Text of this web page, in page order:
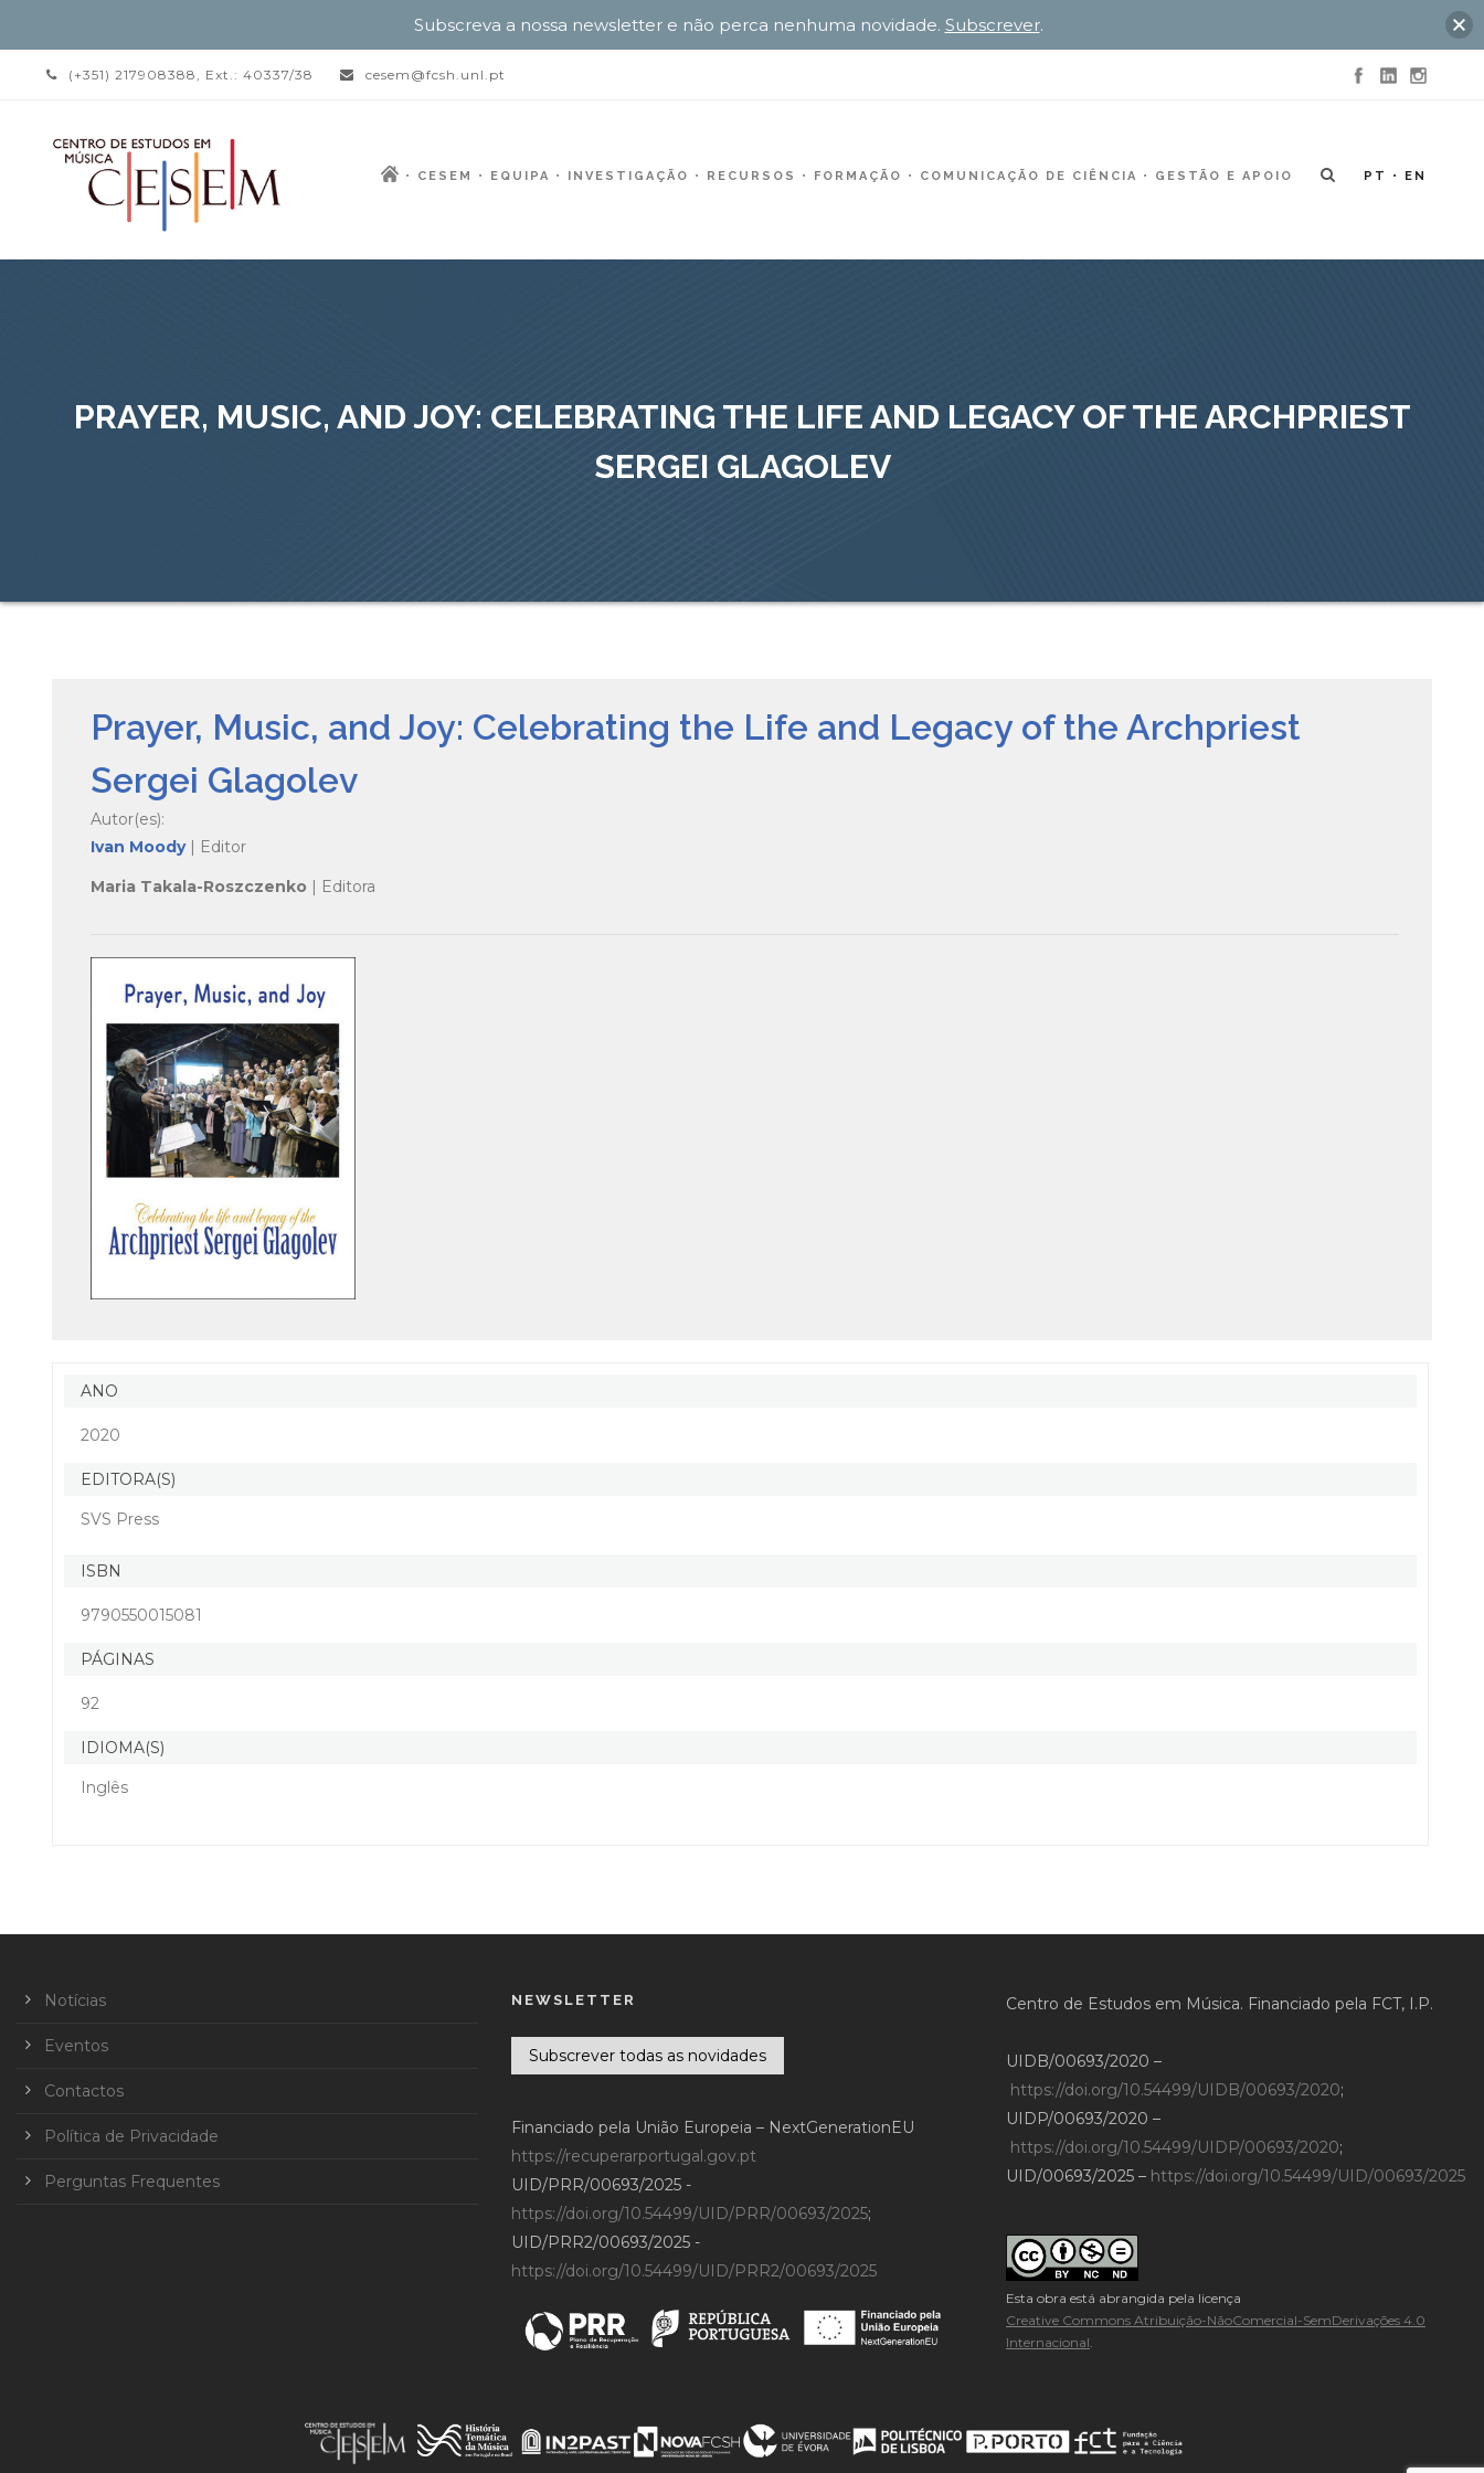
(+351) 217908388, Ext.: 40337/38 cesem@fcsh.unl.pt
CESEM EQUIPA INVESTIGAÇÃO RECURSOS FORMAÇÃO COMUNICAÇÃO DE CIÊNCIA GESTÃO E APOIO PT EN
PRAYER, MUSIC, AND JOY: CELEBRATING THE LIFE AND LEGACY OF THE ARCHPRIEST
SERGEI GLAGOLEV
Prayer, Music, and Joy: Celebrating the Life and Legacy of the Archpriest
Sergei Glagolev
Autor(es):
Ivan Moody | Editor
Maria Takala-Roszczenko | Editora
ANO
2020
EDITORA(S)
SVS Press
ISBN
9790550015081
PÁGINAS
92
IDIOMA(S)
Inglês
Notícias
Eventos
Contactos
Política de Privacidade
Perguntas Frequentes
NEWSLETTER
Subscrever todas as novidades
Financiado pela União Europeia – NextGenerationEU
https://recuperarportugal.gov.pt
UID/PRR/00693/2025 -
https://doi.org/10.54499/UID/PRR/00693/2025;
UID/PRR2/00693/2025 -
https://doi.org/10.54499/UID/PRR2/00693/2025
Centro de Estudos em Música. Financiado pela FCT, I.P.
UIDB/00693/2020 –
https://doi.org/10.54499/UIDB/00693/2020;
UIDP/00693/2020 –
https://doi.org/10.54499/UIDP/00693/2020;
UID/00693/2025 – https://doi.org/10.54499/UID/00693/2025
Esta obra está abrangida pela licença
Creative Commons Atribuição-NãoComercial-SemDerivações 4.0
Internacional.
Subscreva a nossa newsletter e não perca nenhuma novidade. Subscrever.